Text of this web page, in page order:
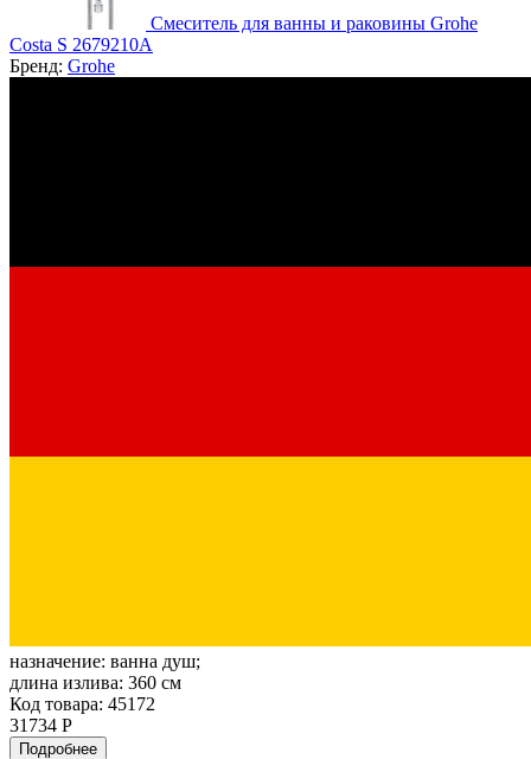
Смеситель для ванны и раковины Grohe
Costa S 2679210A
Бренд: Grohe
назначение: ванна душ;
длина излива: 360 см
Код товара: 45172
31734 Р
Подробнее